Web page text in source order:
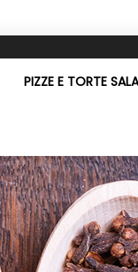
PIZZE E TORTE